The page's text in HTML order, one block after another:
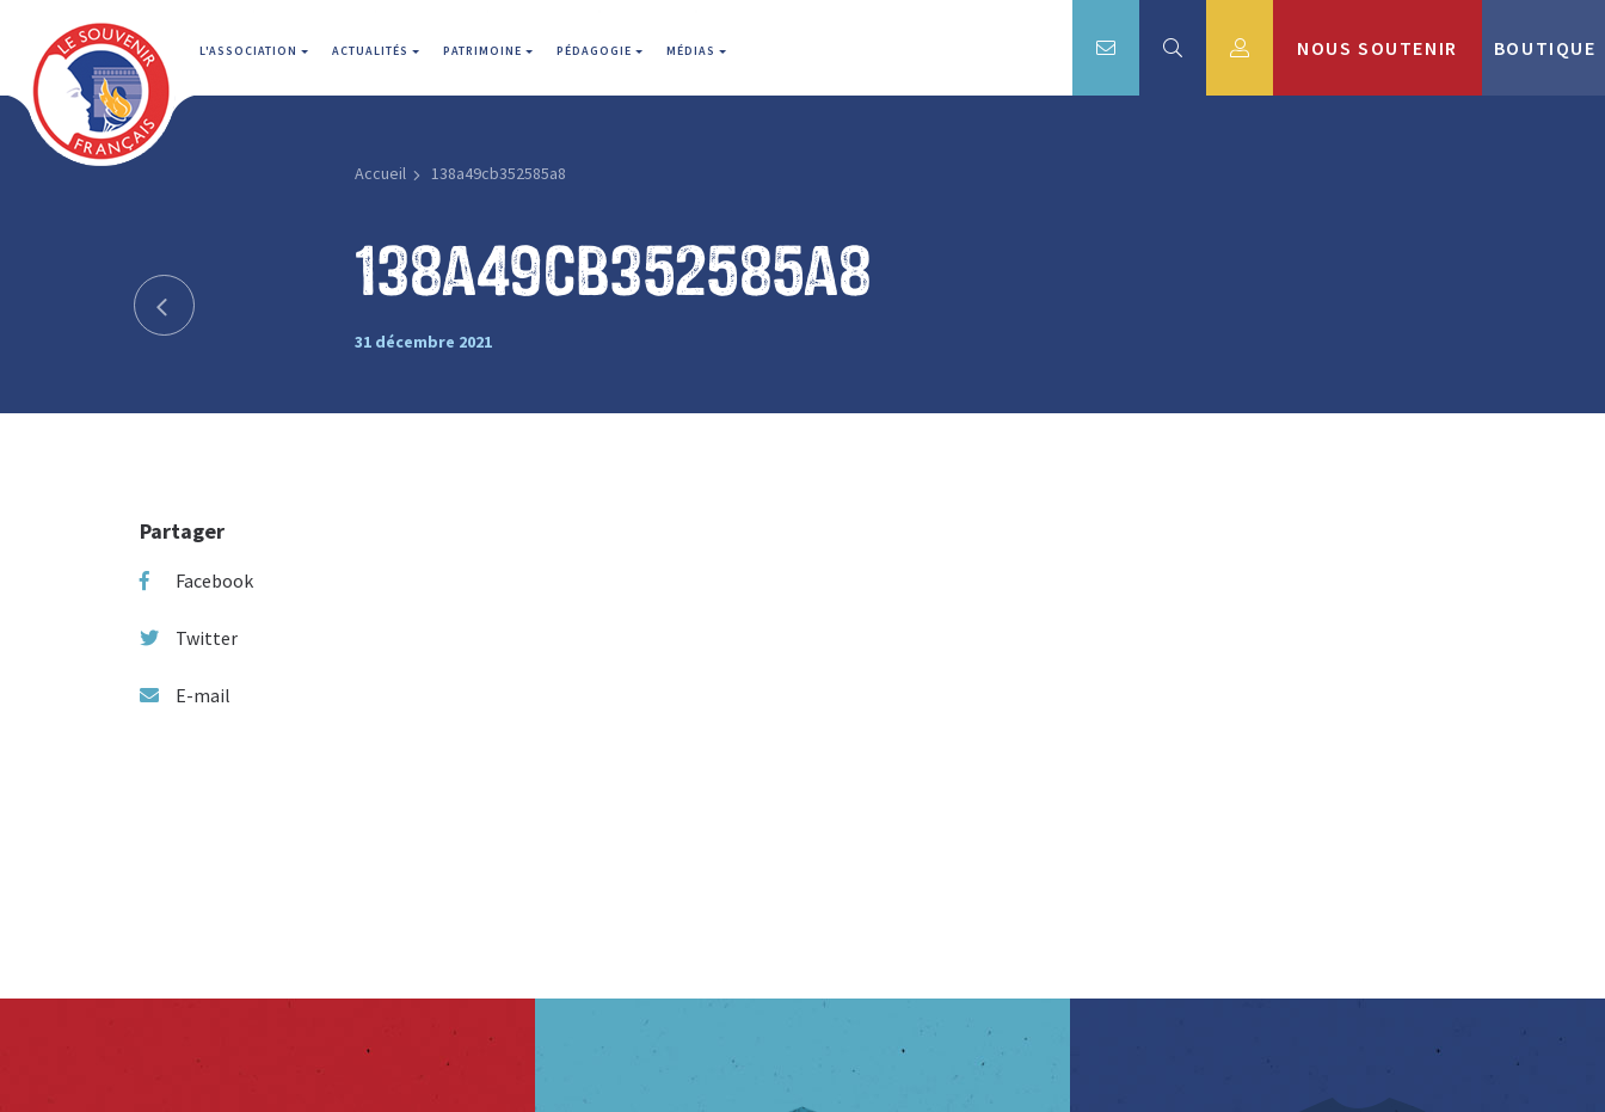
L'ASSOCIATION ACTUALITÉS PATRIMOINE PÉDAGOGIE MÉDIAS NOUS SOUTENIR BOUTIQUE
Accueil 138a49cb352585a8
138a49cb352585a8
31 décembre 2021
Partager
Facebook
Twitter
E-mail